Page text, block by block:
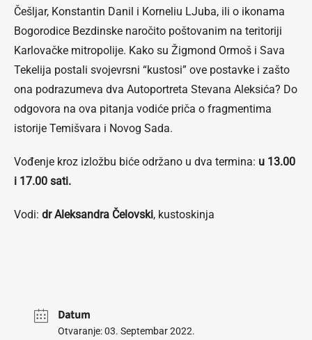
Češljar, Konstantin Danil i Korneliu LJuba, ili o ikonama
Bogorodice Bezdinske naročito poštovanim na teritoriji
Karlovačke mitropolije. Kako su Žigmond Ormoš i Sava
Tekelija postali svojevrsni “kustosi” ove postavke i zašto
ona podrazumeva dva Autoportreta Stevana Aleksića? Do
odgovora na ova pitanja vodiće priča o fragmentima
istorije Temišvara i Novog Sada.
Vođenje kroz izložbu biće održano u dva termina: u 13.00
i 17.00 sati.
Vodi: dr Aleksandra Čelovski, kustoskinja
Datum
Otvaranje: 03. Septembar 2022.